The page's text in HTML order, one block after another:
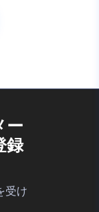
ー
録
受け